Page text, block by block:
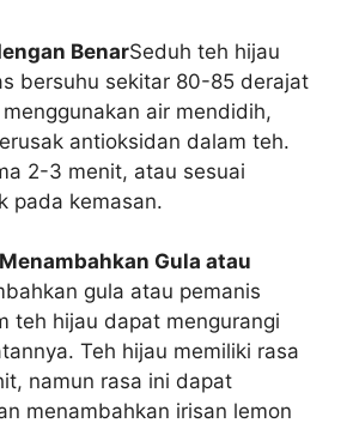
BenarSeduh teh hijau
bersuhu sekitar 80-85 derajat
air mendidih,
antioksidan dalam teh.
2-3 menit, atau sesuai
pada kemasan.
Gula atau
gula atau pemanis
teh hijau dapat mengurangi
Teh hijau memiliki rasa
namun rasa ini dapat
menambahkan irisan lemon